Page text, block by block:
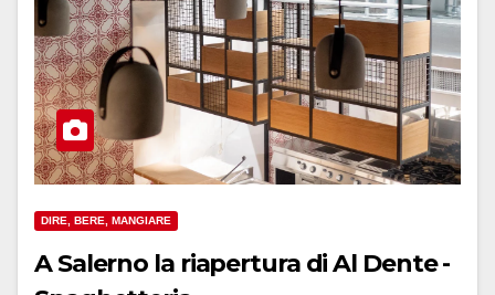
DIRE, BERE, MANGIARE
A Salerno la riapertura di Al Dente -